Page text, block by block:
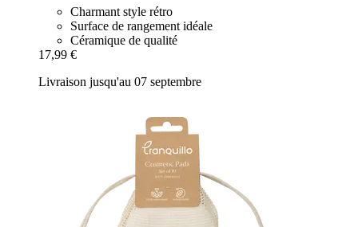
Charmant style rétro
Surface de rangement idéale
Céramique de qualité
17,99 €
Livraison jusqu'au 07 septembre